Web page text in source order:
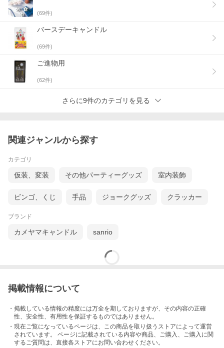
(69件)
バースデーキャンドル
(69件)
ご進物用
(62件)
さらに9件のカテゴリを見る
関連ジャンルから探す
カテゴリ
仮装、変装 その他パーティーグッズ 室内装飾
ビンゴ、くじ 手品 ジョークグッズ クラッカー
ブランド
カメヤマキャンドル sanrio
掲載情報について
・掲載している情報の精度には万全を期しておりますが、その内容の正確
性、安全性、有用性を保証するものではありません。
・現在ご覧になっているページは、この商品を取り扱うストアによって運営
されています。 ページに記載されている内容や商品、ご購入 、ご購入に関
するご質問は、直接各ストアにお問い合わせください。